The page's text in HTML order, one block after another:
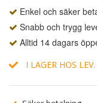
Enkel och säker
Snabb och trygg
Alltid 14 dagars
I LAGER HOS